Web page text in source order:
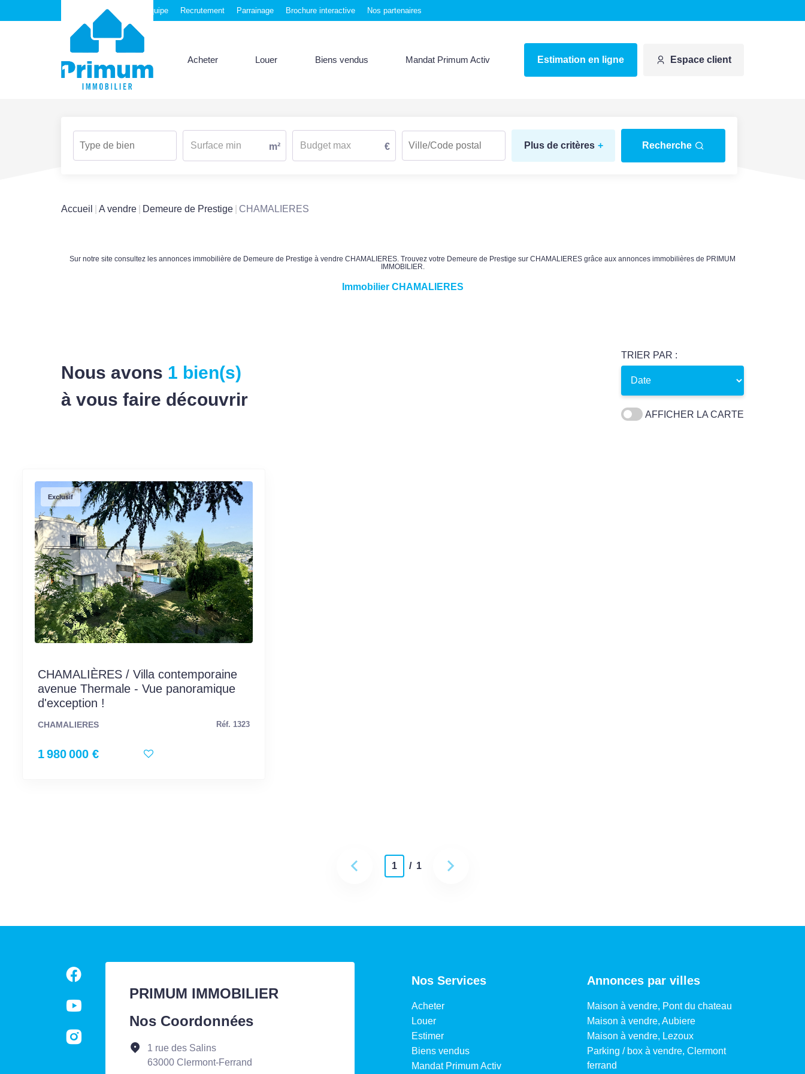
Nos agences Notre équipe Recrutement Parrainage Brochure interactive Nos partenaires
Acheter Louer Biens vendus Mandat Primum Activ Estimation en ligne Espace client
m² € Plus de critères + Recherche
Accueil A vendre Demeure de Prestige CHAMALIERES
Sur notre site consultez les annonces immobilière de Demeure de Prestige à vendre CHAMALIERES. Trouvez votre Demeure de Prestige sur CHAMALIERES grâce aux annonces immobilières de PRIMUM
IMMOBILIER.
Immobilier CHAMALIERES
Nous avons 1 bien(s)
à vous faire découvrir
TRIER PAR :
AFFICHER LA CARTE
Exclusif
CHAMALIÈRES / Villa contemporaine
avenue Thermale - Vue panoramique
d'exception !
CHAMALIERES Réf. 1323
1 980 000 €
1 / 1
PRIMUM IMMOBILIER
Nos Coordonnées
1 rue des Salins
63000 Clermont-Ferrand
Nos Services
Acheter
Louer
Estimer
Biens vendus
Mandat Primum Activ
Annonces par villes
Maison à vendre, Pont du chateau
Maison à vendre, Aubiere
Maison à vendre, Lezoux
Parking / box à vendre, Clermont
ferrand